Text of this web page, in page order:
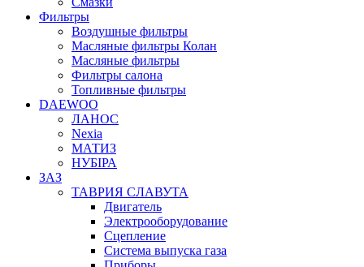
Фильтры
Воздушные фильтры
Масляные фильтры Колан
Масляные фильтры
Фильтры салона
Топливные фильтры
DAEWOO
ЛАНОС
Nexia
МАТИЗ
НУБІРА
ЗАЗ
ТАВРИЯ СЛАВУТА
Двигатель
Электрооборудование
Сцепление
Система выпуска газа